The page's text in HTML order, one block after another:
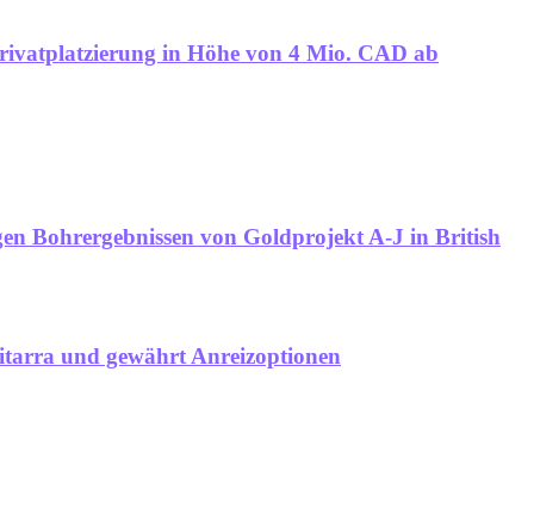
in Höhe von 4 Mio. CAD ab
Bohrergebnissen von Goldprojekt A-J in British
und gewährt Anreizoptionen